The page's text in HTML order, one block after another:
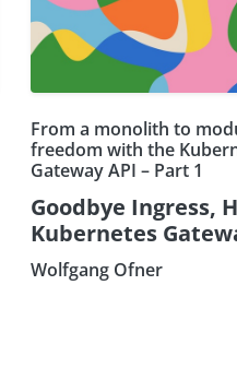
From a monolith to
freedom with the
Gateway API – Part 1
Goodbye Ingress,
Kubernetes
Wolfgang Ofner